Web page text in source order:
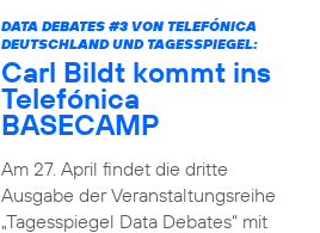
DATA DEBATES #3VON TELEFÓNICA
DEUTSCHLAND UND TAGESSPIEGEL:
Carl Bildt kommt ins
Telefónica
BASECAMP
Am 27. April findet die dritte
Ausgabe der Veranstaltungsreihe
„Tagesspiegel Data Debates“ mit